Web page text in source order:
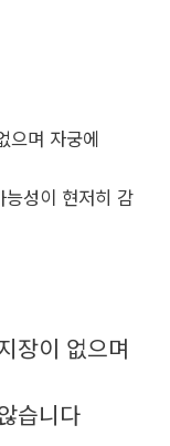
으며 자궁에
성이 현저히 감
장이 없으며
습니다